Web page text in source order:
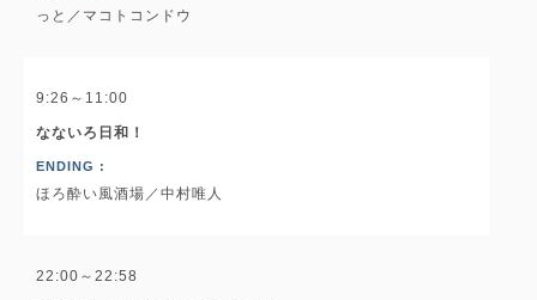
っと／マコトコンドウ
9:26～11:00
なないろ日和！
ENDING :
ほろ酔い風酒場／中村唯人
22:00～22:58